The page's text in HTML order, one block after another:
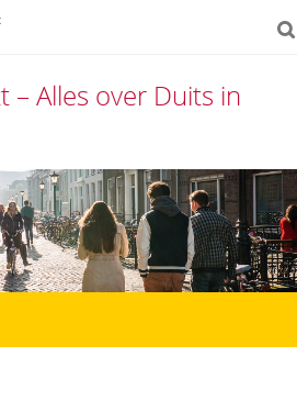
– Alles over Duits in